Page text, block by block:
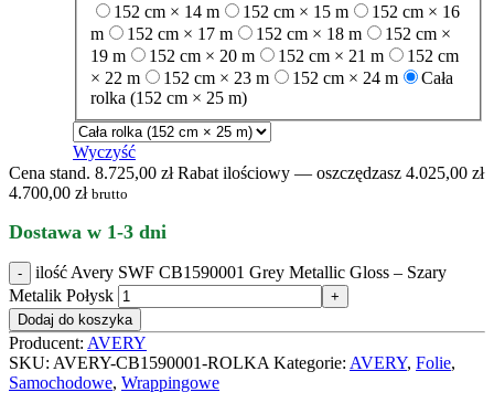
152 cm × 14 m
152 cm × 15 m
152 cm × 16
m
152 cm × 17 m 152 cm × 18 m
152 cm ×
19 m
152 cm × 20 m 152 cm × 21 m
152 cm
× 22 m
152 cm × 23 m 152 cm × 24 m
Cała
rolka (152 cm × 25 m)
Wyczyść
Cena stand. 8.725,00 zł Rabat ilościowy — oszczędzasz 4.025,00 zł
4.700,00 zł brutto
Dostawa w 1-3 dni
ilość Avery SWF CB1590001 Grey Metallic Gloss – Szary
Metalik Połysk
Dodaj do koszyka
Producent: AVERY
SKU: AVERY-CB1590001-ROLKA Kategorie: AVERY, Folie,
Samochodowe, Wrappingowe